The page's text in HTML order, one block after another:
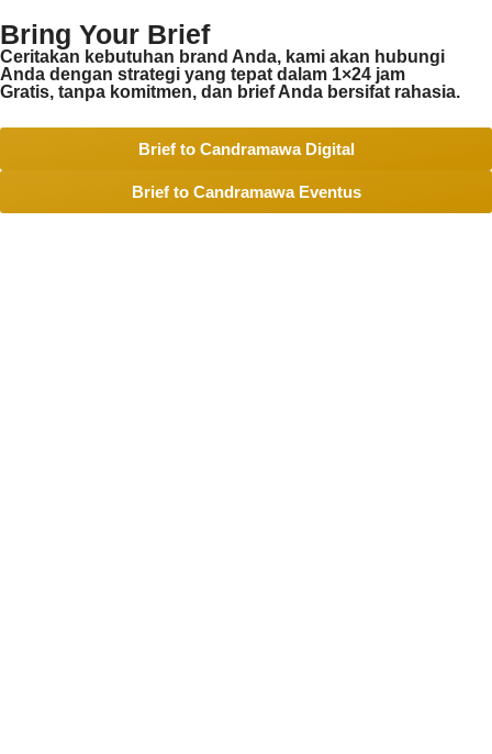
Bring Your Brief
Ceritakan kebutuhan brand Anda, kami akan hubungi
Anda dengan strategi yang tepat dalam 1×24 jam
Gratis, tanpa komitmen, dan brief Anda bersifat rahasia.
Brief to Candramawa Digital
Brief to Candramawa Eventus